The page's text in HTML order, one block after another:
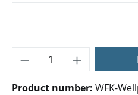
Product Quantity:
Product number: WFK-